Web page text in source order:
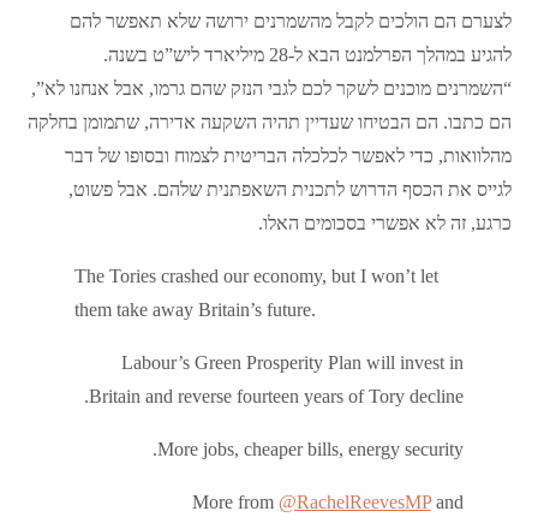
לצערם הם הולכים לקבל מהשמרנים ירושה שלא תאפשר להם
להגיע במהלך הפרלמנט הבא ל-28 מיליארד ליש”ט בשנה.
“השמרנים מוכנים לשקר לכם לגבי הנזק שהם גרמו, אבל אנחנו לא”,
הם כתבו. הם הבטיחו שעדיין תהיה השקעה אדירה, שתמומן בחלקה
מהלוואות, כדי לאפשר לכלכלה הבריטית לצמוח ובסופו של דבר
לגייס את הכסף הדרוש לתכנית השאפתנית שלהם. אבל פשוט,
כרגע, זה לא אפשרי בסכומים האלו.
The Tories crashed our economy, but I won’t let
them take away Britain’s future.
Labour’s Green Prosperity Plan will invest in
Britain and reverse fourteen years of Tory decline.
More jobs, cheaper bills, energy security.
More from @RachelReevesMPand